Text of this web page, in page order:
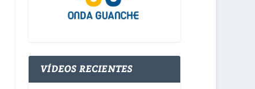
VÍDEOS RECIENTES